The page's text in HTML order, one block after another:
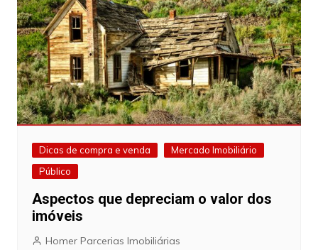
Dicas de compra e venda
Mercado Imobiliário
Público
Aspectos que depreciam o valor dos
imóveis
Homer Parcerias Imobiliárias